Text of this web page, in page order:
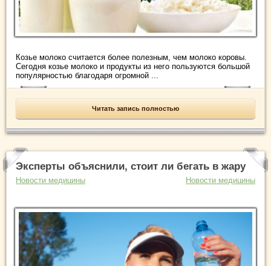
Козье молоко считается более полезным, чем молоко коровы.
Сегодня козье молоко и продукты из него пользуются большой
популярностью благодаря огромной ...
Читать запись полностью
Эксперты объяснили, стоит ли бегать в жару
Новости медицины Новости медицины